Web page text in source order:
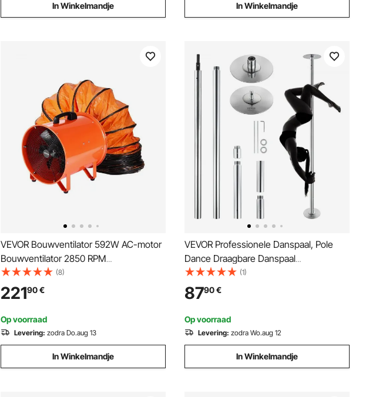
In Winkelmandje In Winkelmandje
VEVOR Bouwventilator 592W AC-motor
Bouwventilator 2850 RPM
Bouwventilator Blaasvermogen 5175
CFM (8792 m³/h) Axiale ventilator 5 m
slang Axiale blazer Geluidsniveau 79 dB
Industriële ventilator IP44
(8)
22190€
Op voorraad
Levering: zodra Do.aug 13
In Winkelmandje
VEVOR Professionele Danspaal, Pole
Dance Draagbare Danspaal
Professioneel Ca. 210,5-278,4 cm
Hoogte Verstelbare Verwijderbare
Fitnesspaal Spinning Fitness Zilver,
Danspaal Sportscholen, Club, Feest
(1)
8790€
Op voorraad
Levering: zodra Wo.aug 12
In Winkelmandje